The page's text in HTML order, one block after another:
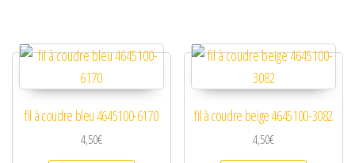
fil à coudre bleu 4645100-6170
4,50€
fil à coudre beige 4645100-3082
4,50€